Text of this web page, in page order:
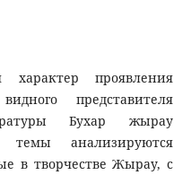
характер проявления
представителя
Бухар жырау
анализируются
в творчестве Жырау, с